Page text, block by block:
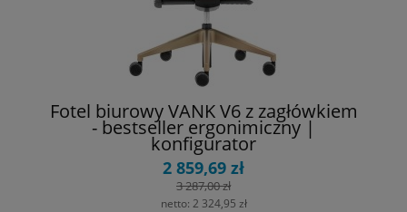
Fotel biurowy VANK V6 z zagłówkiem
- bestseller ergonimiczny |
konfigurator
2 859,69 zł
3 287,00 zł
netto: 2 324,95 zł